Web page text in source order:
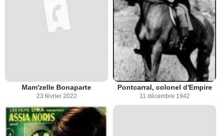
Mam'zelle Bonaparte
23 février 2022
Pontcarral, colonel d'Empire
11 décembre 1942